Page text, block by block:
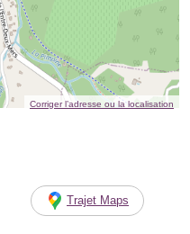
Corriger l’adresse ou la localisation
Trajet Maps